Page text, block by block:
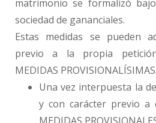
matrimonio se formalizó
sociedad de gananciales.
Estas medidas se pueden
previo a la propia
MEDIDAS PROVISIONALÍSIMAS.
Una vez interpuesta la
y con carácter previo a